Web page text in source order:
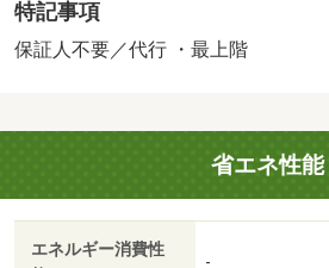
特記事項
保証人不要／代行 ・最上階
省エネ性能
エネルギー消費性
-